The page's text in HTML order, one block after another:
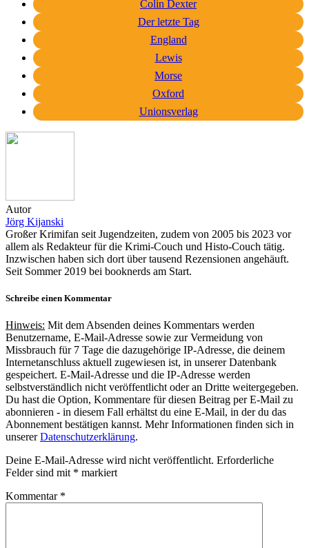
Colin Dexter
Der letzte Tag
England
Lewis
Morse
Oxford
Unionsverlag
Autor
Jörg Kijanski
Großer Krimifan seit Jugendzeiten, zudem von 2005 bis 2023 vor
allem als Redakteur für die Krimi-Couch und Histo-Couch tätig.
Inzwischen haben sich dort über tausend Rezensionen angehäuft.
Seit Sommer 2019 bei booknerds am Start.
Schreibe einen Kommentar
Hinweis: Mit dem Absenden deines Kommentars werden
Benutzername, E-Mail-Adresse sowie zur Vermeidung von
Missbrauch für 7 Tage die dazugehörige IP-Adresse, die deinem
Internetanschluss aktuell zugewiesen ist, in unserer Datenbank
gespeichert. E-Mail-Adresse und die IP-Adresse werden
selbstverständlich nicht veröffentlicht oder an Dritte weitergegeben.
Du hast die Option, Kommentare für diesen Beitrag per E-Mail zu
abonnieren - in diesem Fall erhältst du eine E-Mail, in der du das
Abonnement bestätigen kannst. Mehr Informationen finden sich in
unsererDatenschutzerklärung.
Deine E-Mail-Adresse wird nicht veröffentlicht. Erforderliche
Felder sind mit * markiert
Kommentar *